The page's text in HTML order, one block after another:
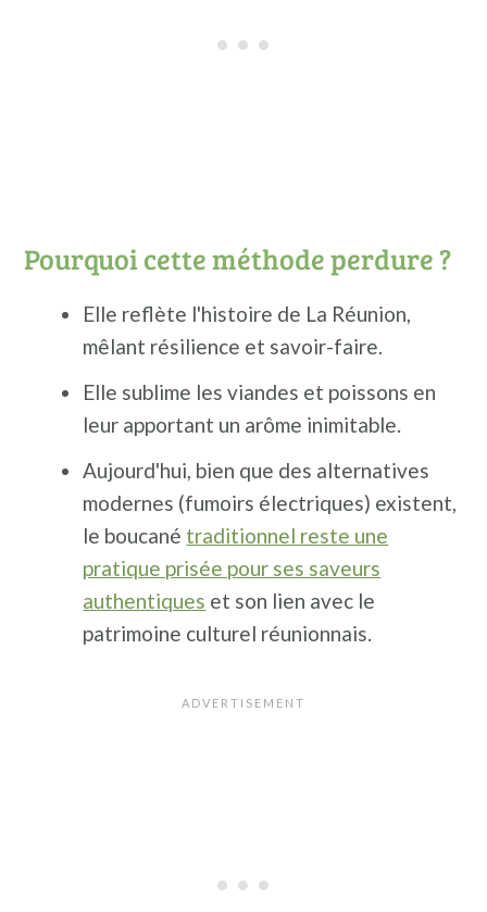
Pourquoi cette méthode perdure ?
Elle reflète l'histoire de La Réunion,
mêlant résilience et savoir-faire.
Elle sublime les viandes et poissons en
leur apportant un arôme inimitable.
Aujourd'hui, bien que des alternatives
modernes (fumoirs électriques) existent,
le boucané traditionnel reste une
pratique prisée pour ses saveurs
authentiques et son lien avec le
patrimoine culturel réunionnais.